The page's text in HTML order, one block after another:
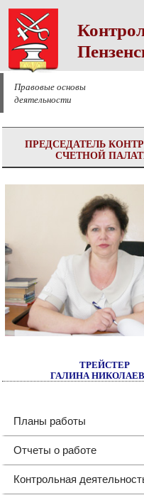
Правовые основы
деятельности
ПРЕДСЕДАТЕЛЬ
СЧЕТНОЙ
ТРЕЙСТЕР
ГАЛИНА
Планы работы
Отчеты о работе
Контрольная